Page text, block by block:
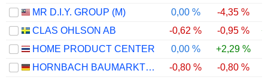
MR D.I.Y. GROUP (M)
0,00 % -4,35 %
CLAS OHLSON AB
-0,62 % -0,95 %
HOME PRODUCT CENTER
0,00 % +2,29 %
HORNBACH BAUMARKT AG
-0,80 % -0,80 %